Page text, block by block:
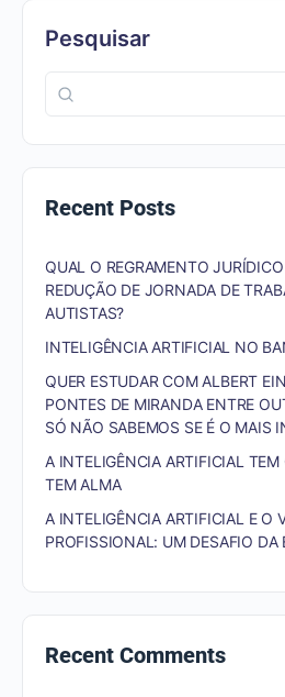
Pesquisar
Recent Posts
QUAL O REGRAMENTO
REDUÇÃO DE JORNADA DE
AUTISTAS?
INTELIGÊNCIA ARTIFICIAL NO
QUER ESTUDAR COM ALBERT
PONTES DE MIRANDA ENTRE
SÓ NÃO SABEMOS SE É O MAIS
A INTELIGÊNCIA ARTIFICIAL
TEM ALMA
A INTELIGÊNCIA ARTIFICIAL E O
PROFISSIONAL: UM DESAFIO DA
Recent Comments